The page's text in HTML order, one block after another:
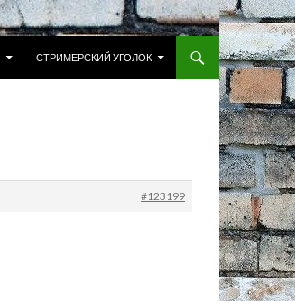
СТРИМЕРСКИЙ УГОЛОК
#123199